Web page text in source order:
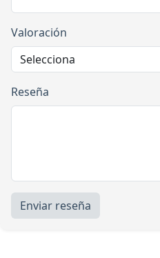
Valoración
Reseña
Enviar reseña